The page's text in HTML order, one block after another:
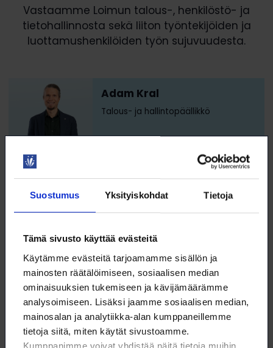
Suostumus Yksityiskohdat Tietoja
Tämä sivusto käyttää evästeitä
Käytämme evästeitä tarjoamamme sisällön ja
mainosten räätälöimiseen, sosiaalisen median
ominaisuuksien tukemiseen ja kävijämäärämme
analysoimiseen. Lisäksi jaamme sosiaalisen median,
mainosalan ja analytiikka-alan kumppaneillemme
tietoja siitä, miten käytät sivustoamme.
Kumppanimme voivat yhdistää näitä tietoja muihin
Vastaamme Loimun talous-, henkilöstö- ja
tietohallinnosta sekä liiton työntekijöiden ja
luottamushenkilöiden työn sujuvuudesta.
Adam Kral
Talous- ja hallintopäällikkö
adam.kral@loimu.fi
09 6226 8520
talous- ja henkilöstöhallinto, sopimukset ja hankinnat
Eila Ruonala